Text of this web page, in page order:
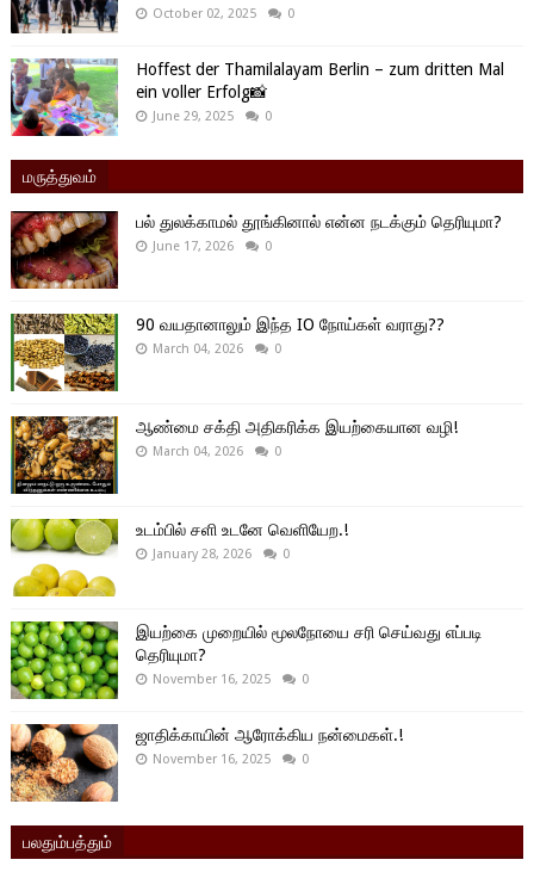
October 02, 2025 0
Hoffest der Thamilalayam Berlin – zum dritten Mal
ein voller Erfolg📸
June 29, 2025 0
மருத்துவம்
பல் துலக்காமல் தூங்கினால் என்ன நடக்கும் தெரியுமா?
June 17, 2026 0
90 வயதானாலும் இந்த IO நோய்கள் வராது??
March 04, 2026 0
ஆண்மை சக்தி அதிகரிக்க இயற்கையான வழி!
March 04, 2026 0
உடம்பில் சளி உடனே வெளியேற.!
January 28, 2026 0
இயற்கை முறையில் மூலநோயை சரி செய்வது எப்படி
தெரியுமா?
November 16, 2025 0
ஜாதிக்காயின் ஆரோக்கிய நன்மைகள்.!
November 16, 2025 0
பலதும்பத்தும்